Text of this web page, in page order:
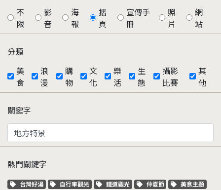
不
限
影
音
海
報
摺
頁
宣傳手
冊
照
片
網
站
分類
美
食
浪
漫
購
物
文
化
樂
活
生
態
攝影
比賽
其
他
關鍵字
熱門關鍵字
關鍵字標籤
台灣好湯 關鍵字標籤
自行車觀光 關鍵字標籤
鐵道觀光 關鍵字標籤
仲夏節 關鍵字標籤
美食主題